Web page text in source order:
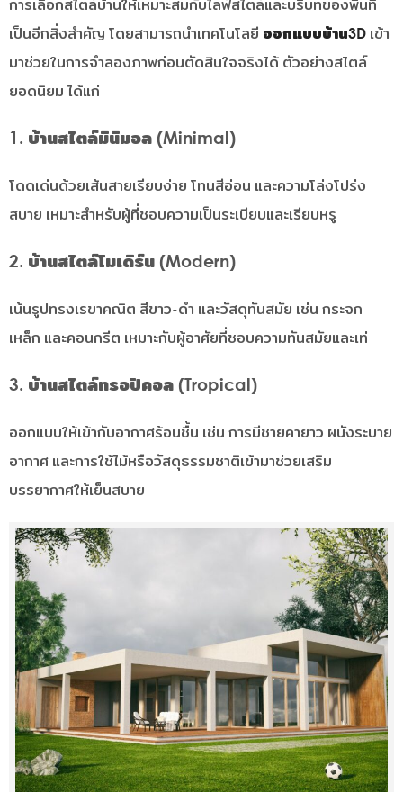
การเลือกสไตล์บ้านให้เหมาะสมกับไลฟ์สไตล์และบริบทของพื้นที่
เป็นอีกสิ่งสำคัญ โดยสามารถนำเทคโนโลยี ออกแบบบ้าน3D เข้า
มาช่วยในการจำลองภาพก่อนตัดสินใจจริงได้ ตัวอย่างสไตล์
ยอดนิยม ได้แก่
1. บ้านสไตล์มินิมอล (Minimal)
โดดเด่นด้วยเส้นสายเรียบง่าย โทนสีอ่อน และความโล่งโปร่ง
สบาย เหมาะสำหรับผู้ที่ชอบความเป็นระเบียบและเรียบหรู
2. บ้านสไตล์โมเดิร์น (Modern)
เน้นรูปทรงเรขาคณิต สีขาว-ดำ และวัสดุทันสมัย เช่น กระจก
เหล็ก และคอนกรีต เหมาะกับผู้อาศัยที่ชอบความทันสมัยและเท่
3. บ้านสไตล์ทรอปิคอล (Tropical)
ออกแบบให้เข้ากับอากาศร้อนชื้น เช่น การมีชายคายาว ผนังระบาย
อากาศ และการใช้ไม้หรือวัสดุธรรมชาติเข้ามาช่วยเสริม
บรรยากาศให้เย็นสบาย